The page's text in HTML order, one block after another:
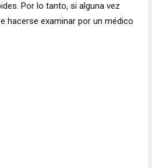
Por lo tanto, si alguna vez
hacerse examinar por un médico